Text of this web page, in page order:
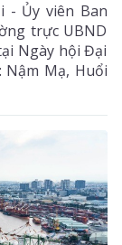
- Ủy viên Ban
trực UBND
Ngày hội Đại
Mạ, Huổi